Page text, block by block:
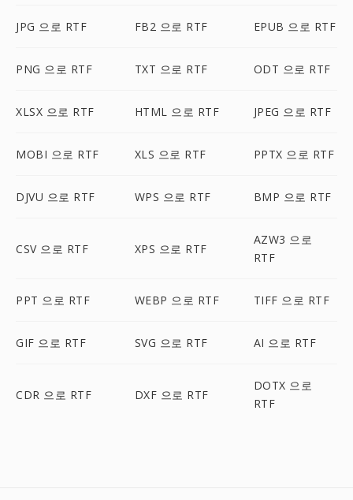
JPG 으로 RTF FB2 으로 RTF EPUB 으로 RTF
PNG 으로 RTF TXT 으로 RTF ODT 으로 RTF
XLSX 으로 RTF HTML 으로 RTF JPEG 으로 RTF
MOBI 으로 RTF XLS 으로 RTF PPTX 으로 RTF
DJVU 으로 RTF WPS 으로 RTF BMP 으로 RTF
CSV 으로 RTF XPS 으로 RTF
AZW3 으로
RTF
PPT 으로 RTF WEBP 으로 RTF TIFF 으로 RTF
GIF 으로 RTF SVG 으로 RTF AI 으로 RTF
CDR 으로 RTF DXF 으로 RTF
DOTX 으로
RTF